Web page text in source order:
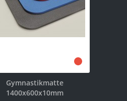
Gymnastikmatte
1400x600x10mm